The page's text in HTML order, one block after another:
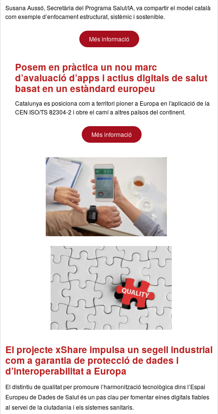
Susana Aussó, Secretària del Programa Salut/IA, va compartir el model català
com exemple d’enfocament estructurat, sistèmic i sostenible.
Més informació
Posem en pràctica un nou marc
d’avaluació d’apps i actius digitals de salut
basat en un estàndard europeu
Catalunya es posiciona com a territori pioner a Europa en l'aplicació de la
CEN ISO/TS 82304-2 i obre el camí a altres països del continent.
Més informació
El projecte xShare impulsa un segell industrial
com a garantia de protecció de dades i
d’interoperabilitat a Europa
El distintiu de qualitat per promoure l’harmonització tecnològica dins l’Espai
Europeu de Dades de Salut és un pas clau per fomentar eines digitals fiables
al servei de la ciutadania i els sistemes sanitaris.